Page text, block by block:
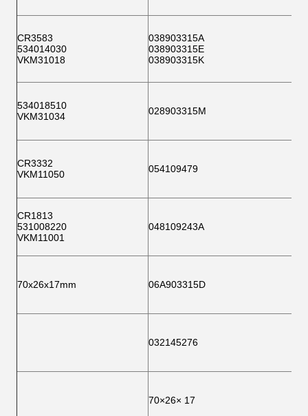
CR3583
534014030
VKM31018
038903315A
038903315E
038903315K
534018510
VKM31034
028903315M
CR3332
VKM11050
054109479
CR1813
531008220
VKM11001
048109243A
70x26x17mm 06A903315D
032145276
70×26× 17